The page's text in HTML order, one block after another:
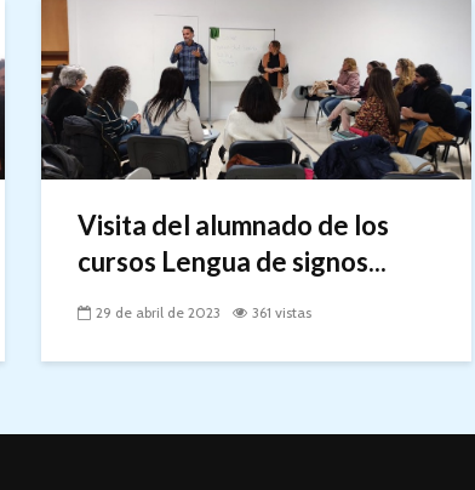
Visita del alumnado de los
cursos Lengua de signos...
29 de abril de 2023 361 vistas